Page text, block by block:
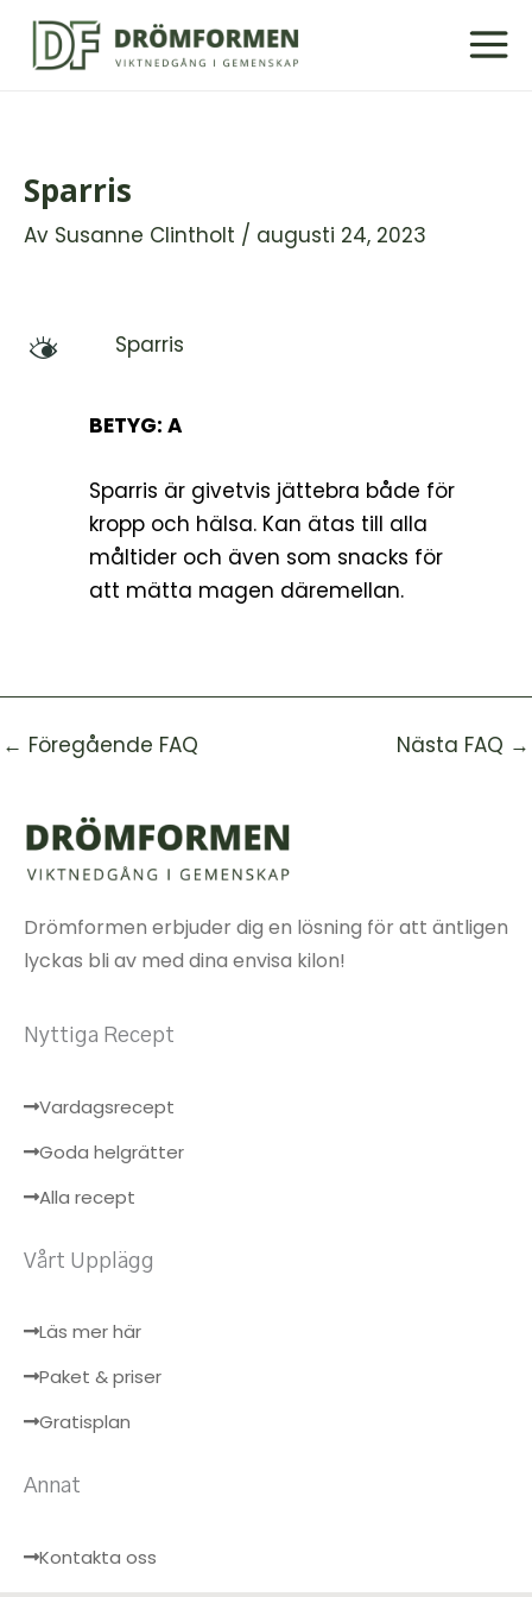
Hoppa
Sparris
Av Susanne Clintholt / augusti 24, 2023
M Sparris
BETYG: A
Sparris är givetvis jättebra både för
kropp och hälsa. Kan ätas till alla
måltider och även som snacks för
att mätta magen däremellan.
← Föregående FAQ Nästa FAQ →
Drömformen erbjuder dig en lösning för att äntligen
lyckas bli av med dina envisa kilon!
Nyttiga Recept
Vardagsrecept
Goda helgrätter
Alla recept
Vårt Upplägg
Läs mer här
Paket & priser
Gratisplan
Annat
Kontakta oss